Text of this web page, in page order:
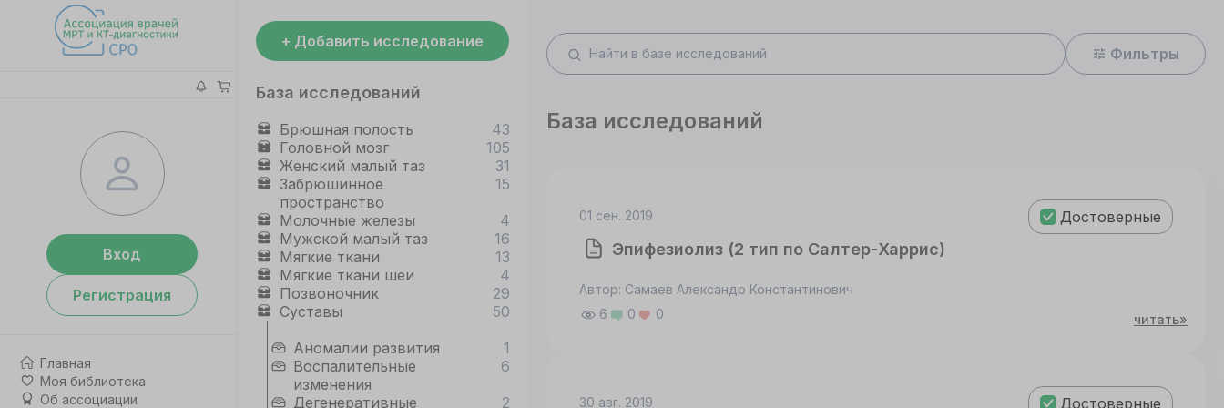
Вход
Регистрация
Главная
Моя библиотека
Об ассоциации
+ Добавить исследование
База исследований
Брюшная полость
43
Головной мозг
105
Женский малый таз
31
Забрюшинное
пространство
15
Молочные железы
4
Мужской малый таз
16
Мягкие ткани
13
Мягкие ткани шеи
4
Позвоночник
29
Суставы
50
Аномалии развития
1
Воспалительные
изменения
6
Дегенеративные
2
Фильтры
База исследований
Достоверные
01 сен. 2019
Эпифезиолиз (2 тип по Салтер-Харрис)
Автор: Самаев Александр Константинович
6
0 0 читать»
Достоверные
30 авг. 2019